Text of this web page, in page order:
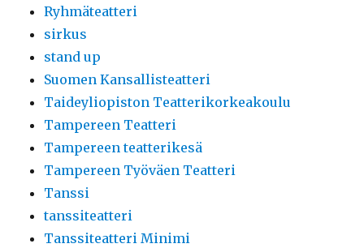
Ryhmäteatteri
sirkus
stand up
Suomen Kansallisteatteri
Taideyliopiston Teatterikorkeakoulu
Tampereen Teatteri
Tampereen teatterikesä
Tampereen Työväen Teatteri
Tanssi
tanssiteatteri
Tanssiteatteri Minimi